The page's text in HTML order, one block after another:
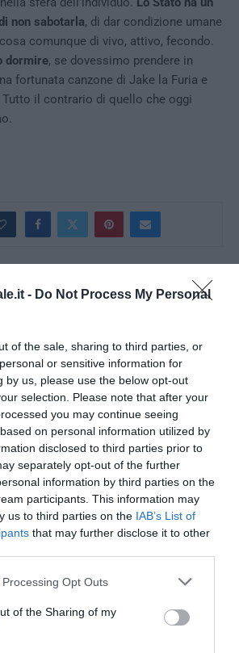
- Do Not Process My Personal
of the sale, sharing to third parties, or
or sensitive information for
by us, please use the below opt-out
selection. Please note that after your
you may continue seeing
on personal information utilized by
disclosed to third parties prior to
separately opt-out of the further
information by third parties on the
participants. This information may
us to third parties on the IAB’s List of
that may further disclose it to other
website/app uses one or more Google
or usage behaviour. You may click to
to Google and its third-party tags to
specified purposes in below Google
Opt Outs
of the Sharing of my
non sabotarla, di dar condizione umane
comunque di vivo, attivo, fecondo.
dormire, se dovessimo prendere in
fortunata canzone di Jake la Furia e
il contrario di quello che oggi
previous post
che rende verosimile il periodo del
ventennio
next post
le trappole di una (falsa) opposizione tra
Trump e l’Europa